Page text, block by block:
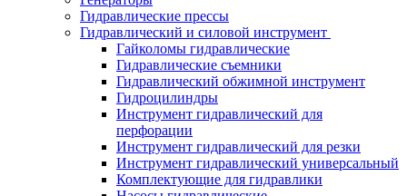
Гидравлические прессы
Гидравлический и силовой инструмент
Гайколомы гидравлические
Гидравлические съемники
Гидравлический обжимной инструмент
Гидроцилиндры
Инструмент гидравлический для
перфорации
Инструмент гидравлический для резки
Инструмент гидравлический универсальный
Комплектующие для гидравлики